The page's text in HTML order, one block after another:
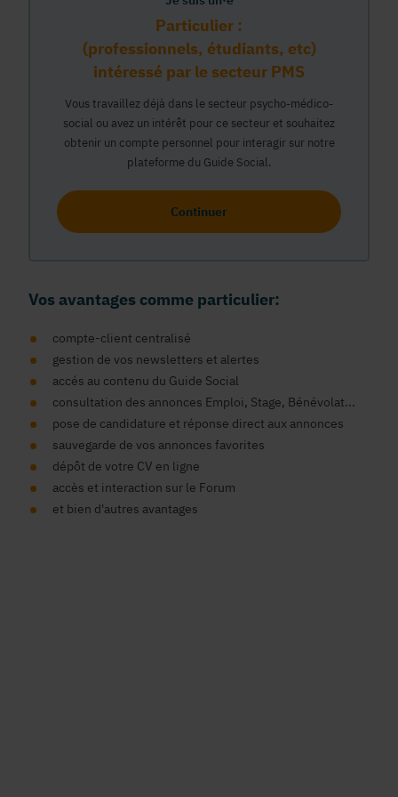
Particulier :
(professionnels, étudiants, etc)
intéressé par le secteur PMS
Vous travaillez déjà dans le secteur psycho-médico-
social ou avez un intérêt pour ce secteur et souhaitez
obtenir un compte personnel pour interagir sur notre
plateforme du Guide Social.
Continuer
Vos avantages comme particulier:
compte-client centralisé
gestion de vos newsletters et alertes
accés au contenu du Guide Social
consultation des annonces Emploi, Stage, Bénévolat...
pose de candidature et réponse direct aux annonces
sauvegarde de vos annonces favorites
dépôt de votre CV en ligne
accès et interaction sur le Forum
et bien d'autres avantages